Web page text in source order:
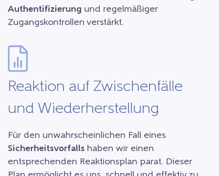
Authentifizierung und regelmäßiger
Zugangskontrollen verstärkt.
Reaktion auf Zwischenfälle
und Wiederherstellung
Für den unwahrscheinlichen Fall eines
Sicherheitsvorfalls haben wir einen
entsprechenden Reaktionsplan parat. Dieser